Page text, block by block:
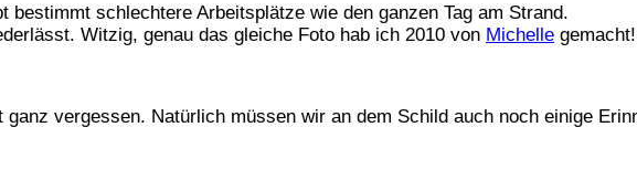
schlechtere Arbeitsplätze wie den ganzen Tag am Strand.
Witzig, genau das gleiche Foto hab ich 2010 von Michelle gemacht!
vergessen. Natürlich müssen wir an dem Schild auch noch einige